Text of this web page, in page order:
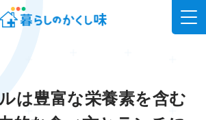
は豊富な栄養素を含む